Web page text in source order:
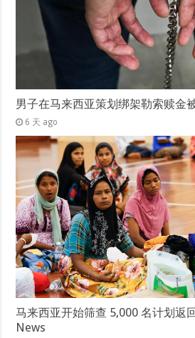
男子在马来西亚策划绑架勒索赎金
6 天 ago
马来西亚开始筛查 5,000 名计划返
News